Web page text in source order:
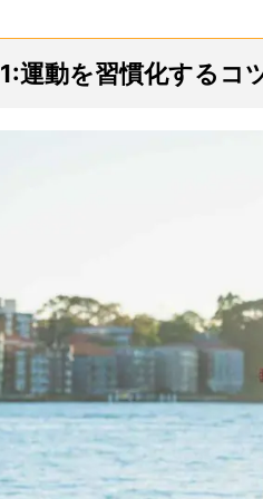
1:運動を習慣化するコ